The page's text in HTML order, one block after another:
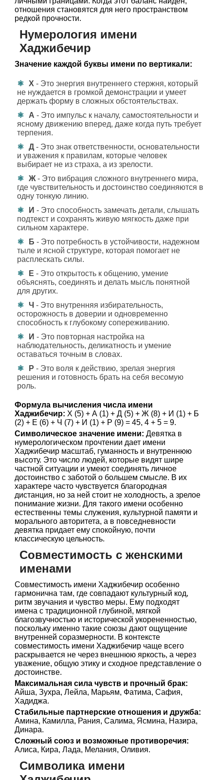
отношения становятся для него пространством
редкой прочности.
Нумерология имени
Хаджибечир
Значение каждой буквы имени по вертикали:
Х - Это энергия внутреннего стержня, который
не нуждается в громкой демонстрации и умеет
держать форму в сложных обстоятельствах.
А - Это импульс к началу, самостоятельности и
ясному движению вперед, даже когда путь требует
терпения.
Д - Это знак ответственности, основательности
и уважения к правилам, которые человек
выбирает не из страха, а из зрелости.
Ж - Это вибрация сложного внутреннего мира,
где чувствительность и достоинство соединяются в
одну тонкую линию.
И - Это способность замечать детали, слышать
подтекст и сохранять живую мягкость даже при
сильном характере.
Б - Это потребность в устойчивости, надежном
тыле и ясной структуре, которая помогает не
расплескать силы.
Е - Это открытость к общению, умение
объяснять, соединять и делать мысль понятной
для других.
Ч - Это внутренняя избирательность,
осторожность в доверии и одновременно
способность к глубокому сопереживанию.
И - Это повторная настройка на
наблюдательность, деликатность и умение
оставаться точным в словах.
Р - Это воля к действию, зрелая энергия
решения и готовность брать на себя весомую
роль.
Формула вычисления числа имени
Хаджибечир: Х (5) + А (1) + Д (5) + Ж (8) + И (1) + Б
(2) + Е (6) + Ч (7) + И (1) + Р (9) = 45, 4 + 5 = 9.
Символическое значение имени: Девятка в
нумерологическом прочтении дает имени
Хаджибечир масштаб, гуманность и внутреннюю
высоту. Это число людей, которые видят шире
частной ситуации и умеют соединять личное
достоинство с заботой о большем смысле. В их
характере часто чувствуется благородная
дистанция, но за ней стоит не холодность, а зрелое
понимание жизни. Для такого имени особенно
естественны темы служения, культурной памяти и
морального авторитета, а в повседневности
девятка придает ему спокойную, почти
классическую цельность.
Совместимость с женскими
именами
Совместимость имени Хаджибечир особенно
гармонична там, где совпадают культурный код,
ритм звучания и чувство меры. Ему подходят
имена с традиционной глубиной, мягкой
благозвучностью и исторической укорененностью,
поскольку именно такие союзы дают ощущение
внутренней соразмерности. В контексте
совместимость имени Хаджибечир чаще всего
раскрывается не через внешнюю яркость, а через
уважение, общую этику и сходное представление о
достоинстве.
Максимальная сила чувств и прочный брак:
Айша, Зухра, Лейла, Марьям, Фатима, Сафия,
Хадиджа.
Стабильные партнерские отношения и дружба:
Амина, Камилла, Рания, Салима, Ясмина, Назира,
Динара.
Сложный союз и возможные противоречия:
Алиса, Кира, Лада, Мелания, Оливия.
Символика имени